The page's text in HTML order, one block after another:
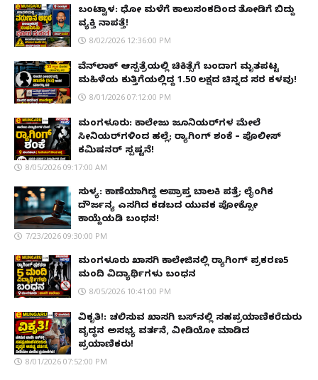
ಬಂಟ್ವಾಳ: ಧೋ ಮಳೆಗೆ ಕಾಲುಸಂಕದಿಂದ ತೋಡಿಗೆ ಬಿದ್ದು
ವ್ಯಕ್ತಿ ನಾಪತ್ತೆ!
8/02/2026 12:36:00 PM
ವೆನ್‌ಲಾಕ್ ಆಸ್ಪತ್ರೆಯಲ್ಲಿ ಚಿಕಿತ್ಸೆಗೆ ಬಂದಾಗ ಮೃತಪಟ್ಟ
ಮಹಿಳೆಯ ಕುತ್ತಿಗೆಯಲ್ಲಿದ್ದ ₹1.50 ಲಕ್ಷದ ಚಿನ್ನದ ಸರ ಕಳವು!
8/01/2026 07:12:00 PM
ಮಂಗಳೂರು: ಕಾಲೇಜು ಜೂನಿಯರ್‌ಗಳ ಮೇಲೆ
ಸೀನಿಯರ್‌ಗಳಿಂದ ಹಲ್ಲೆ; ರ‌್ಯಾಗಿಂಗ್ ಶಂಕೆ – ಪೊಲೀಸ್
ಕಮಿಷನರ್ ಸ್ಪಷ್ಟನೆ!
8/05/2026 09:17:00 AM
ಸುಳ್ಯ: ಕಾಣೆಯಾಗಿದ್ದ ಅಪ್ರಾಪ್ತ ಬಾಲಕಿ ಪತ್ತೆ; ಲೈಂಗಿಕ
ದೌರ್ಜನ್ಯ ಎಸಗಿದ ಕಡಬದ ಯುವಕ ಪೋಕ್ಸೋ
ಕಾಯ್ದೆಯಡಿ ಬಂಧನ!
7/23/2026 09:30:00 PM
ಮಂಗಳೂರು ಖಾಸಗಿ ಕಾಲೇಜಿನಲ್ಲಿ ರ‌್ಯಾಗಿಂಗ್ ಪ್ರಕರಣ5
ಮಂದಿ ವಿದ್ಯಾರ್ಥಿಗಳು ಬಂಧನ
8/05/2026 10:41:00 PM
ವಿಕೃತಿ!: ಚಲಿಸುವ ಖಾಸಗಿ ಬಸ್‌ನಲ್ಲಿ ಸಹಪ್ರಯಾಣಿಕರೆದುರು
ವೃದ್ಧನ ಅಸಭ್ಯ ವರ್ತನೆ, ವೀಡಿಯೋ ಮಾಡಿದ
ಪ್ರಯಾಣಿಕರು!
8/01/2026 07:52:00 PM